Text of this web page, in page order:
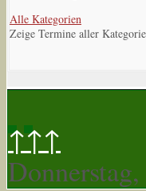
Alle Kategorien
Zeige Termine aller
↑↑↑